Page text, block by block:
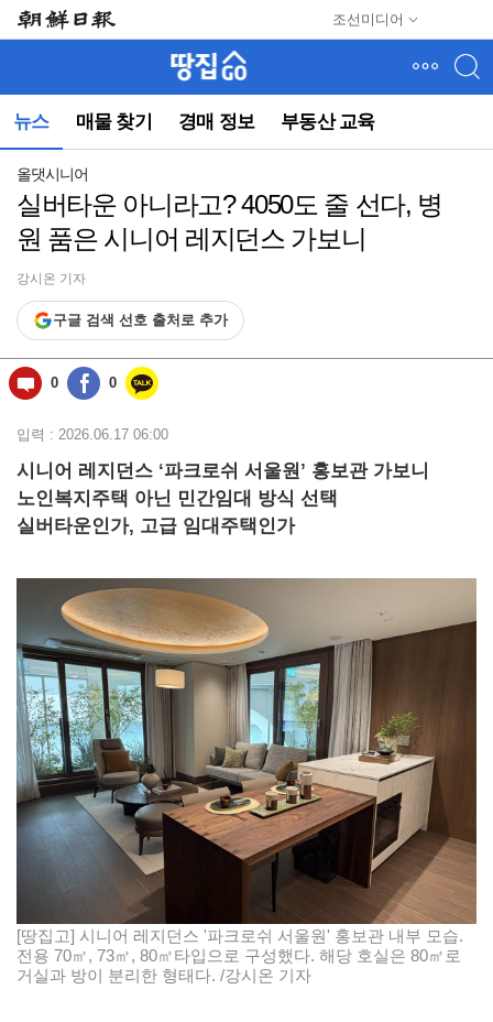
조선미디어
뉴스 매물 찾기 경매 정보 부동산 교육
뉴
(컨
동)
올댓시니어
실버타운 아니라고? 4050도 줄 선다, 병
원 품은 시니어 레지던스 가보니
강시온 기자
구글 검색 선호 출처로 추가
0 0
입력 : 2026.06.17 06:00
시니어 레지던스 ‘파크로쉬 서울원’ 홍보관 가보니
노인복지주택 아닌 민간임대 방식 선택
실버타운인가, 고급 임대주택인가
[땅집고] 시니어 레지던스 '파크로쉬 서울원' 홍보관 내부 모습.
전용 70㎡, 73㎡, 80㎡타입으로 구성했다. 해당 호실은 80㎡로
거실과 방이 분리한 형태다. /강시온 기자